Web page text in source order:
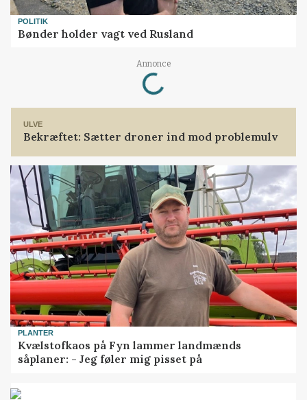
POLITIK
Bønder holder vagt ved Rusland
Annonce
Loading...
ULVE
Bekræftet: Sætter droner ind mod problemulv
PLANTER
Kvælstofkaos på Fyn lammer landmænds
såplaner: - Jeg føler mig pisset på